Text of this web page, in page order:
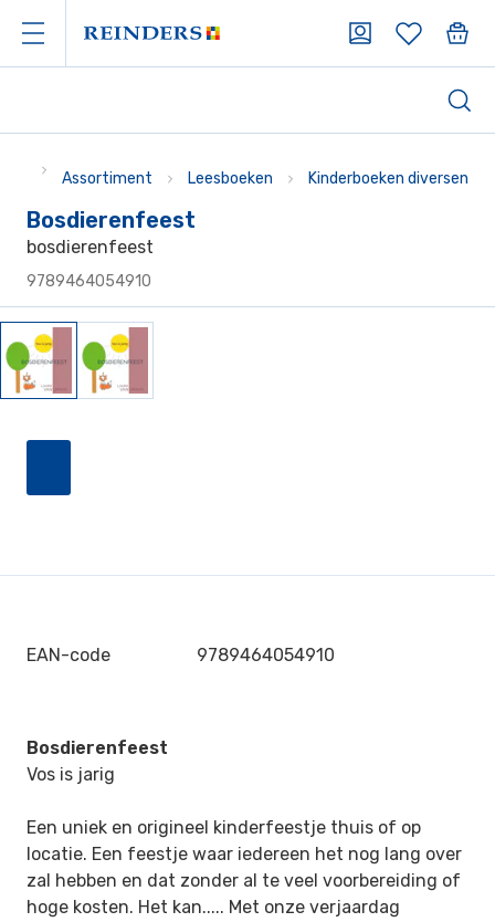
Assortiment Leesboeken Kinderboeken diversen
Bosdierenfeest
bosdierenfeest
9789464054910
EAN-code 9789464054910
Bosdierenfeest
Vos is jarig
Een uniek en origineel kinderfeestje thuis of op
locatie. Een feestje waar iedereen het nog lang over
zal hebben en dat zonder al te veel voorbereiding of
hoge kosten. Het kan..... Met onze verjaardag